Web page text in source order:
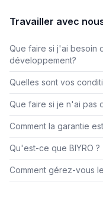
Travailler avec
Que faire si j'ai besoin
développement?
Quelles sont vos
Que faire si je n'ai pas
Comment la garantie
Qu'est-ce que BIYRO ?
Comment gérez-vous